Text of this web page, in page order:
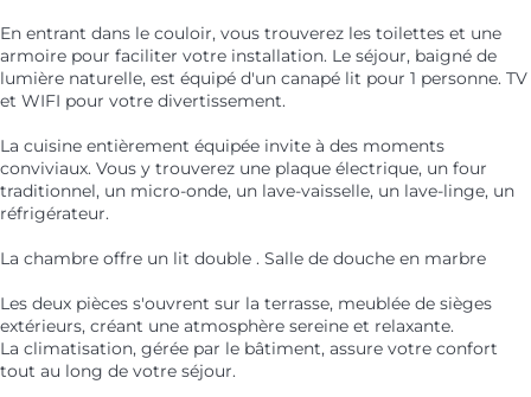
En entrant dans le couloir, vous trouverez les toilettes et une
armoire pour faciliter votre installation. Le séjour, baigné de
lumière naturelle, est équipé d'un canapé lit pour 1 personne. TV
et WIFI pour votre divertissement.
La cuisine entièrement équipée invite à des moments
conviviaux. Vous y trouverez une plaque électrique, un four
traditionnel, un micro-onde, un lave-vaisselle, un lave-linge, un
réfrigérateur.
La chambre offre un lit double . Salle de douche en marbre
Les deux pièces s'ouvrent sur la terrasse, meublée de sièges
extérieurs, créant une atmosphère sereine et relaxante.
La climatisation, gérée par le bâtiment, assure votre confort
tout au long de votre séjour.